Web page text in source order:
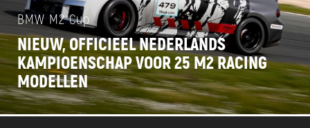
BMW M2 Cup
NIEUW, OFFICIEEL NEDERLANDS
KAMPIOENSCHAP VOOR 25 M2 RACING
MODELLEN